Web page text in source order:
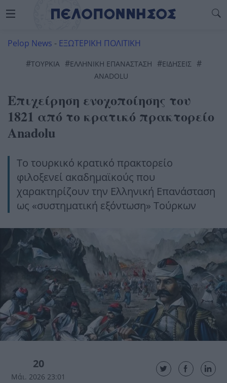
Pelop News - ΕΞΩΤΕΡΙΚΗ ΠΟΛΙΤΙΚΗ
#ΤΟΥΡΚΊΑ #ΕΛΛΗΝΙΚΗ ΕΠΑΝΑΣΤΑΣΗ #ΕΙΔΗΣΕΙΣ #
ANADOLU
Επιχείρηση ενοχοποίησης του
1821 από το κρατικό πρακτορείο
Anadolu
Το τουρκικό κρατικό πρακτορείο
φιλοξενεί ακαδημαϊκούς που
χαρακτηρίζουν την Ελληνική Επανάσταση
ως «συστηματική εξόντωση» Τούρκων
20
Μάι. 2026 23:01